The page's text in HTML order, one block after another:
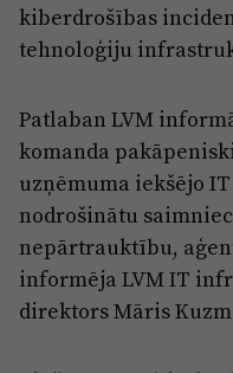
kiberdrošības
tehnoloģiju
Patlaban LVM
komanda
uzņēmuma iekšējo
nodrošinātu
nepārtrauktību,
informēja LVM IT
direktors Māris